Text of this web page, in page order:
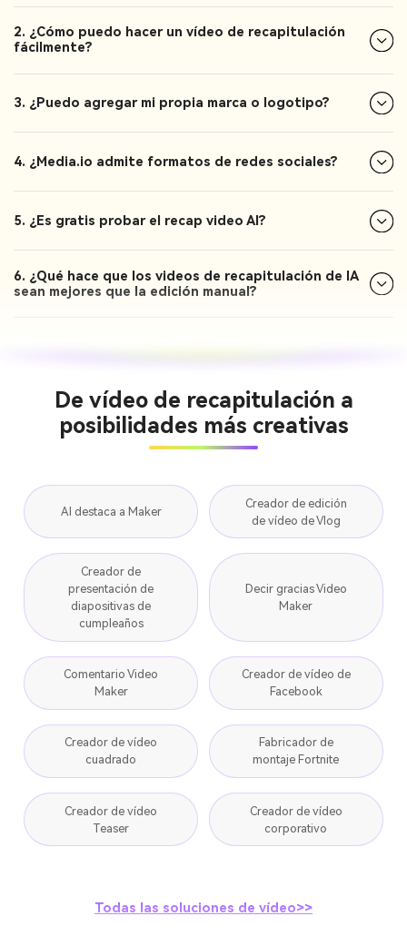
2. ¿Cómo puedo hacer un vídeo de recapitulación
fácilmente?
3. ¿Puedo agregar mi propia marca o logotipo?
4. ¿Media.io admite formatos de redes sociales?
5. ¿Es gratis probar el recap video AI?
6. ¿Qué hace que los videos de recapitulación de IA
sean mejores que la edición manual?
De vídeo de recapitulación a
posibilidades más creativas
AI destaca a Maker
Creador de edición
de vídeo de Vlog
Creador de
presentación de
diapositivas de
cumpleaños
Decir gracias Video
Maker
Comentario Video
Maker
Creador de vídeo de
Facebook
Creador de vídeo
cuadrado
Fabricador de
montaje Fortnite
Creador de vídeo
Teaser
Creador de vídeo
corporativo
Todas las soluciones de vídeo>>